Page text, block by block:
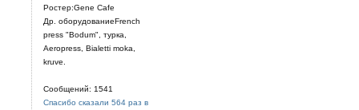
Ростер:Gene Cafe
Др. оборудованиеFrench
press "Bodum", турка,
Aeropress, Bialetti moka,
kruve.
Сообщений: 1541
Спасибо сказали 564 раз в